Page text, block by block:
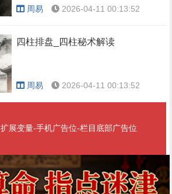
周易 2026-04-11 00:13:52
四柱排盘_四柱秘术解读
周易 2026-04-11 00:13:52
展变量-手机广告位-栏目底部广告位